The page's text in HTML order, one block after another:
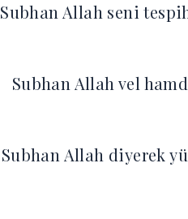
Subhan Allah seni
Subhan Allah vel
Subhan Allah diyerek